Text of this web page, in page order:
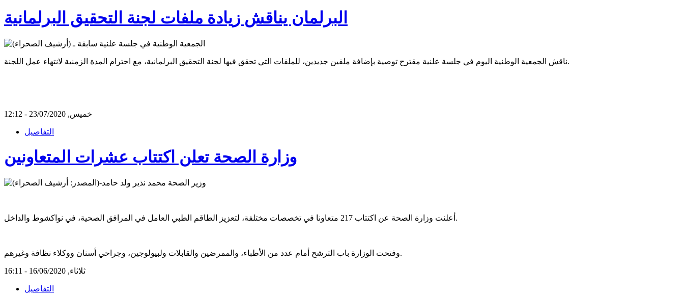
البرلمان يناقش زيادة ملفات لجنة التحقيق البرلمانية
ناقش الجمعية الوطنية اليوم في جلسة علنية مقترح توصية بإضافة ملفين جديدين، للملفات التي تحقق فيها لجنة التحقيق البرلمانية، مع احترام المدة الزمنية لانتهاء عمل اللجنة.
خميس, 23/07/2020 - 12:12
التفاصيل
وزارة الصحة تعلن اكتتاب عشرات المتعاونين
أعلنت وزارة الصحة عن اكتتاب 217 متعاونا في تخصصات مختلفة، لتعزيز الطاقم الطبي العامل في المرافق الصحية، في نواكشوط والداخل.
وفتحت الوزارة باب الترشح أمام عدد من الأطباء، والممرضين والقابلات ولبيولوجين، وجراحي أسنان ووكلاء نظافة وغيرهم.
ثلاثاء, 16/06/2020 - 16:11
التفاصيل